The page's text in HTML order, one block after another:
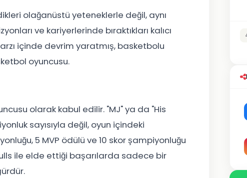
olağanüstü yeteneklerle değil, aynı
ve kariyerlerinde bıraktıkları kalıcı
içinde devrim yaratmış, basketbolu
oyuncusu.
olarak kabul edilir. "MJ" ya da "His
sayısıyla değil, oyun içindeki
5 MVP ödülü ve 10 skor şampiyonluğu
ile elde ettiği başarılarda sadece bir